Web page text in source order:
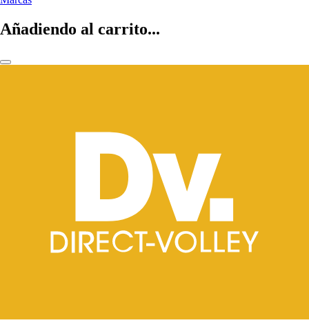
Añadiendo al carrito...